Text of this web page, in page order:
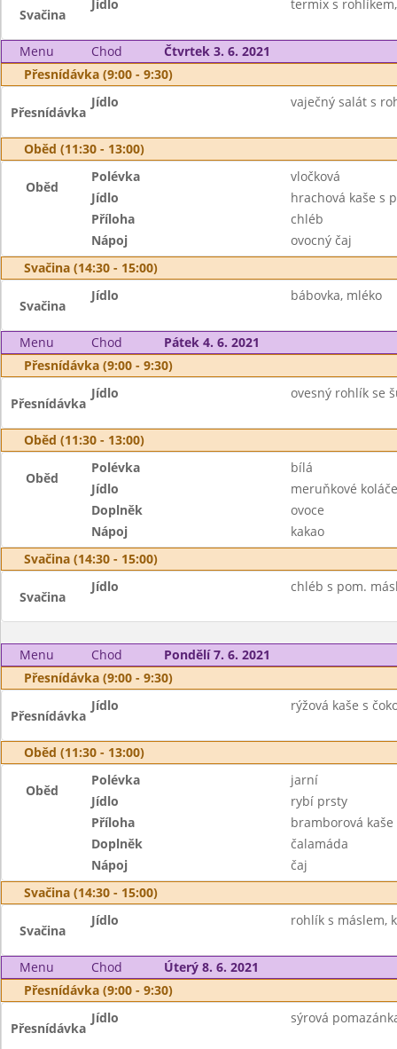
Svačina
Jídlo termix s
Menu Chod
Čtvrtek 3. 6. 2021
Přesnídávka (9:00 - 9:30)
Přesnídávka
Jídlo vaječný salát s
Oběd (11:30 - 13:00)
Oběd
Polévka
vločková
Jídlo
hrachová kaše s
Příloha
chléb
Nápoj
ovocný čaj
Svačina (14:30 - 15:00)
Svačina
Jídlo bábovka, mléko
Menu Chod
Pátek 4. 6. 2021
Přesnídávka (9:00 - 9:30)
Přesnídávka
Jídlo ovesný rohlík se
Oběd (11:30 - 13:00)
Oběd
Polévka
bílá
Jídlo
meruňkové koláče
Doplněk
ovoce
Nápoj
kakao
Svačina (14:30 - 15:00)
Svačina
Jídlo chléb s pom.
Menu Chod
Pondělí 7. 6. 2021
Přesnídávka (9:00 - 9:30)
Přesnídávka
Jídlo rýžová kaše s
Oběd (11:30 - 13:00)
Oběd
Polévka
jarní
Jídlo
rybí prsty
Příloha
bramborová kaše
Doplněk
čalamáda
Nápoj
čaj
Svačina (14:30 - 15:00)
Svačina
Jídlo rohlík s máslem,
Menu Chod
Úterý 8. 6. 2021
Přesnídávka (9:00 - 9:30)
Přesnídávka
Jídlo sýrová